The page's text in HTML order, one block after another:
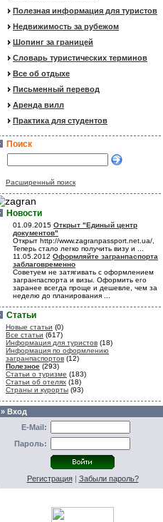
Полезная информация для туристов
Недвижимость за рубежом
Шопинг за границей
Словарь туристических терминов
Все об отдыхе
Письменный перевод
Аренда вилл
Практика для студентов
Поиск
Расширенный поиск
Новости
01.09.2015 Открыт "Единый центр
документов"
Открыт http://www.zagranpassport.net.ua/,
Теперь стало легко получить визу и ...
11.05.2012 Оформляйте загранпаспорта
заблаговременно
Советуем не затягивать с оформлением
загранпаспорта и визы. Оформить его
заранее всегда проще и дешевле, чем за
неделю до планирования ...
Статьи
Новые статьи (0)
Все статьи (617)
Информация для туристов (18)
Информация по оформлению
загранпаспортов (12)
Полезное (293)
Статьи о туризме (183)
Статьи об отелях (18)
Страны и курорты (93)
» Вход
E-Mail:
Пароль:
Регистрация| Забыли пароль?